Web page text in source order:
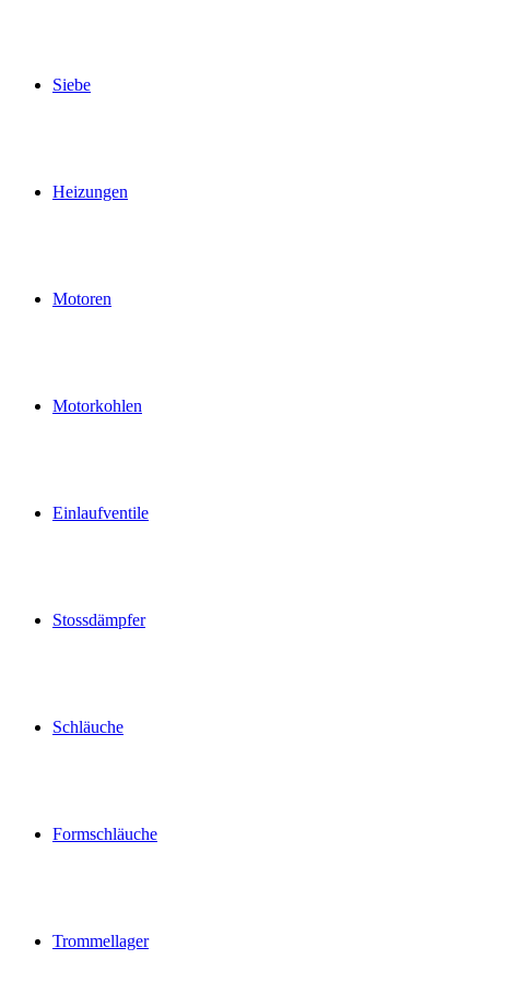
Siebe
Heizungen
Motoren
Motorkohlen
Einlaufventile
Stossdämpfer
Schläuche
Formschläuche
Trommellager